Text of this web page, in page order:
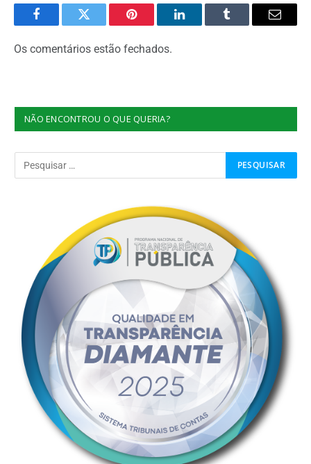
FacebookTwitter Pinterest O
Tumblr
E-
Os comentários estão fechados.
NÃO ENCONTROU O QUE QUERIA?